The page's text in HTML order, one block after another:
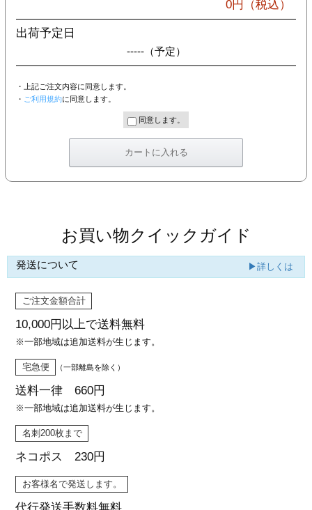
0円（税込）
出荷予定日
-----（予定）
・上記ご注文内容に同意します。
・ ご利用規約に同意します。
同意します。
お買い物クイックガイド
発送について ▶詳しくは
ご注文金額合計
10,000円以上で送料無料
※一部地域は追加送料が生じます。
宅急便 （一部離島を除く）
送料一律 660円
※一部地域は追加送料が生じます。
名刺200枚まで
ネコポス 230円
お客様名で発送します。